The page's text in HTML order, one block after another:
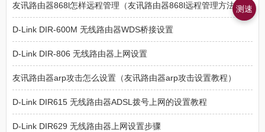
友讯路由器868l怎样远程管理（友讯路由器868l远程管理方法）
D-Link DIR-600M 无线路由器WDS桥接设置
D-Link DIR-806 无线路由器上网设置
友讯路由器arp攻击怎么设置（友讯路由器arp攻击设置教程）
D-Link DIR615 无线路由器ADSL拨号上网的设置教程
D-Link DIR629 无线路由器上网设置步骤
测速